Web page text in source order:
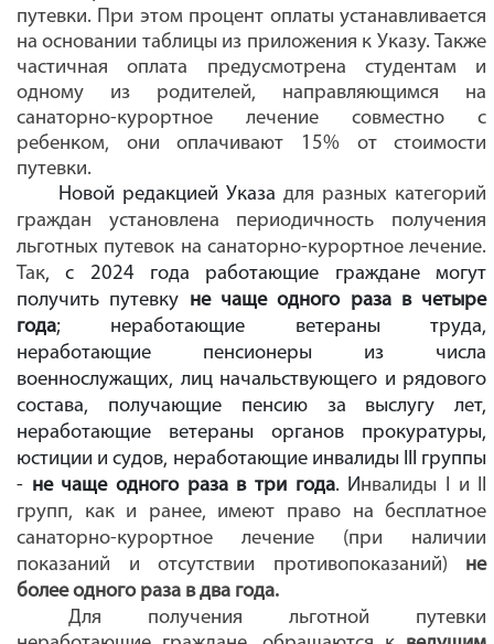
путевки. При этом процент оплаты устанавливается
на основании таблицы из приложения к Указу. Также
частичная оплата предусмотрена студентам и
одному из родителей, направляющимся на
санаторно-курортное лечение совместно с
ребенком, они оплачивают 15% от стоимости
путевки.
Новой редакцией Указадля разных категорий
граждан установлена периодичность получения
льготных путевок на санаторно-курортное лечение.
Так, с 2024 года работающие граждане могут
получить путевку не чаще одного раза в четыре
года; неработающие ветераны труда,
неработающие пенсионеры из числа
военнослужащих, лиц начальствующего и рядового
состава, получающие пенсию за выслугу лет,
неработающие ветераны органов прокуратуры,
юстиции и судов, неработающие инвалиды III группы
- нечаще одного раза в три года. Инвалиды І и ІІ
групп, как и ранее, имеют право на бесплатное
санаторно-курортное лечение (при наличии
показаний и отсутствии противопоказаний) не
более одного раза в два года.
Для получения льготной путевки